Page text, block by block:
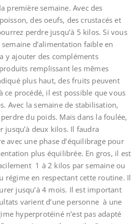
première semaine. Avec des
des oeufs, des crustacés et
perdre jusqu’à 5 kilos. Si vous
d’alimentation faible en
y ajouter des compléments
remplissant les mêmes
plus haut, des fruits peuvent
ce procédé, il est possible que vous
Avec la semaine de stabilisation,
du poids. Mais dans la foulée,
jusqu’à deux kilos. Il faudra
avec une phase d’équilibrage pour
plus équilibrée. En gros, il est
1 à 2 kilos par semaine ou
régime en respectant cette routine. Il
jusqu’à 4 mois. Il est important
varient d’une personne à une
hyperprotéiné n’est pas adapté